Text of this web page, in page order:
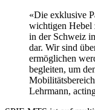
«Die exklusive
wichtigen Hebel
in der Schweiz
dar. Wir sind
ermöglichen
begleiten, um
Lehrmann,